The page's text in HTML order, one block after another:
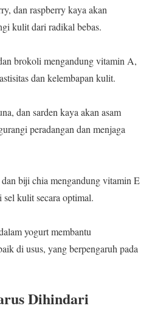
dan raspberry kaya akan
kulit dari radikal bebas.
brokoli mengandung vitamin A,
dan kelembapan kulit.
dan sarden kaya akan asam
peradangan dan menjaga
biji chia mengandung vitamin E
sel kulit secara optimal.
yogurt membantu
di usus, yang berpengaruh pada
Dihindari